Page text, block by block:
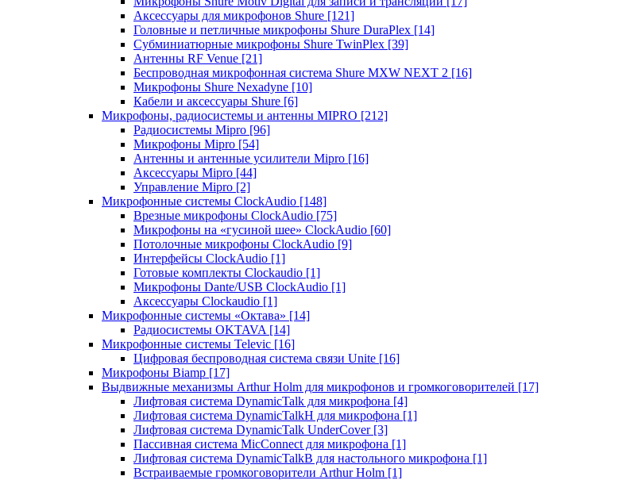
Аксессуары для микрофонов Shure [121]
Головные и петличные микрофоны Shure DuraPlex [14]
Субминиатюрные микрофоны Shure TwinPlex [39]
Антенны RF Venue [21]
Беспроводная микрофонная система Shure MXW NEXT 2 [16]
Микрофоны Shure Nexadyne [10]
Кабели и аксессуары Shure [6]
Микрофоны, радиосистемы и антенны MIPRO [212]
Радиосистемы Mipro [96]
Микрофоны Mipro [54]
Антенны и антенные усилители Mipro [16]
Аксессуары Mipro [44]
Управление Mipro [2]
Микрофонные системы ClockAudio [148]
Врезные микрофоны ClockAudio [75]
Микрофоны на «гусиной шее» ClockAudio [60]
Потолочные микрофоны ClockAudio [9]
Интерфейсы ClockAudio [1]
Готовые комплекты Clockaudio [1]
Микрофоны Dante/USB ClockAudio [1]
Аксессуары Clockaudio [1]
Микрофонные системы «Октава» [14]
Радиосистемы OKTAVA [14]
Микрофонные системы Televic [16]
Цифровая беспроводная система связи Unite [16]
Микрофоны Biamp [17]
Выдвижные механизмы Arthur Holm для микрофонов и громкоговорителей [17]
Лифтовая система DynamicTalk для микрофона [4]
Лифтовая система DynamicTalkH для микрофона [1]
Лифтовая система DynamicTalk UnderCover [3]
Пассивная система MicConnect для микрофона [1]
Лифтовая система DynamicTalkB для настольного микрофона [1]
Встраиваемые громкоговорители Arthur Holm [1]